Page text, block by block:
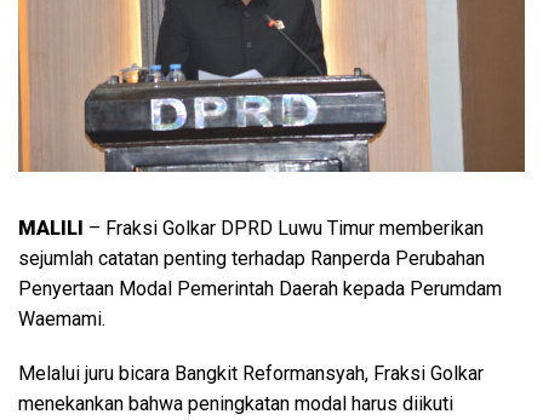
MALILI – Fraksi Golkar DPRD Luwu Timur memberikan
sejumlah catatan penting terhadap Ranperda Perubahan
Penyertaan Modal Pemerintah Daerah kepada Perumdam
Waemami.
Melalui juru bicara Bangkit Reformansyah, Fraksi Golkar
menekankan bahwa peningkatan modal harus diikuti